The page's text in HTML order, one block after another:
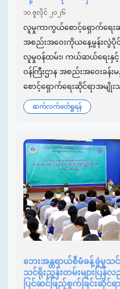
၁၀ ဇူလိုင် ၂၀၂၆
လူမှုကာကွယ်စောင့်ရှောက်ရေး
အစည်းအဝေးကိုယနေ့မွန်းလွဲပို
လူမှုဝန်ထမ်း၊ ကယ်ဆယ်ရေးနှင့်
ဝန်ကြီးဌာန အစည်းအဝေးခန်
စောင့်ရှောက်ရေးဆိုင်ရာအမျို
ဆက်လက်ဖတ်ရှုရန်
ဘေးအန္တရာယ်စီမံခန့်ခွဲမှုသ
သင်ရိုးညွှန်းတမ်းများပြန်
ပြင်ဆင်ဖြည့်စွက်ခြင်းဆိုင်